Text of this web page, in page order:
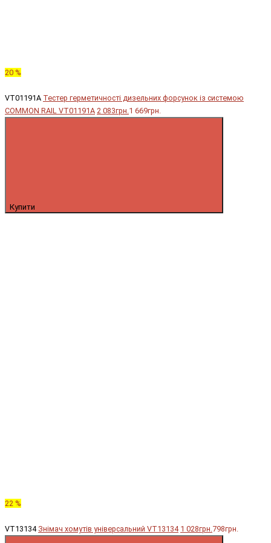
20 %
VT01191A Тестер герметичності дизельних форсунок із системою
COMMON RAIL VT01191A 2 083грн. 1 669грн.
Купити
22 %
VT13134 Знімач хомутів універсальний VT13134 1 028грн. 798грн.